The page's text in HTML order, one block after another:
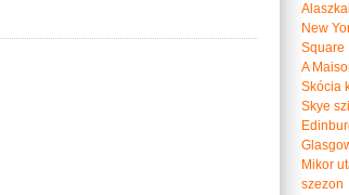
New
Square
A
Skócia
Skye
Mikor
szezon